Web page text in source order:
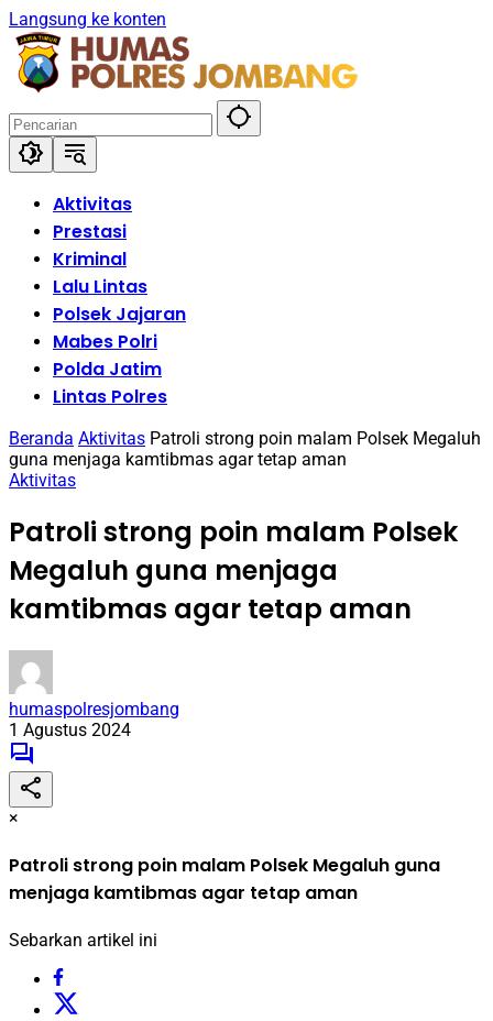
Langsung ke konten
Aktivitas
Prestasi
Kriminal
Lalu Lintas
Polsek Jajaran
Mabes Polri
Polda Jatim
Lintas Polres
Beranda Aktivitas Patroli strong poin malam Polsek Megaluh
guna menjaga kamtibmas agar tetap aman
Aktivitas
Patroli strong poin malam Polsek
Megaluh guna menjaga
kamtibmas agar tetap aman
humaspolresjombang
1 Agustus 2024
×
Patroli strong poin malam Polsek Megaluh guna
menjaga kamtibmas agar tetap aman
Sebarkan artikel ini